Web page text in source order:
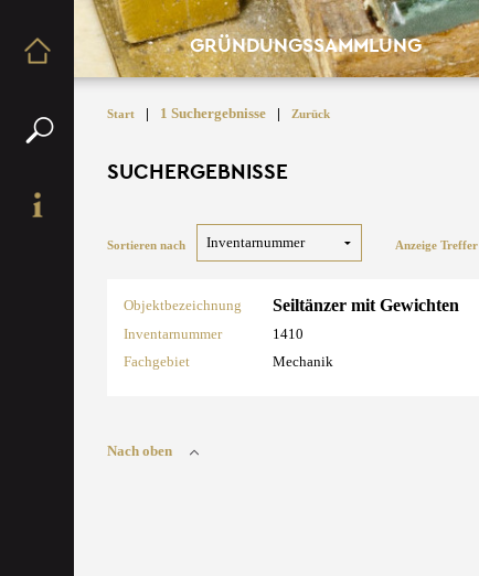
GRÜNDUNGSSAMMLUNG
Start | 1 Suchergebnisse | Zurück
SUCHERGEBNISSE
Sortieren nach Anzeige Treffer
Objektbezeichnung Seiltänzer mit Gewichten
Inventarnummer
1410
Fachgebiet
Mechanik
Nach oben